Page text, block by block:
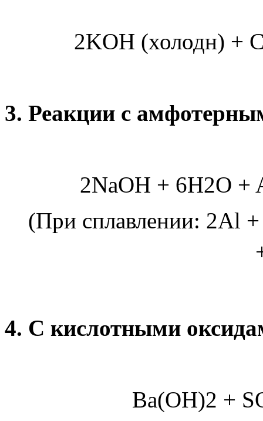
2KOH (холодн) +
3. Реакции с
2NaOH + 6H2O +
(При сплавлении: 2Al
4. С кислотными
Ba(OH)2 +